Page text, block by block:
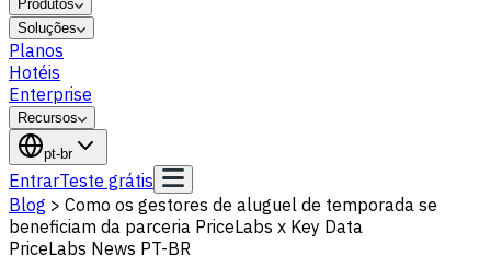
Produtos
Soluções
Planos
Hotéis
Enterprise
Recursos
pt-br
EntrarTeste grátis
Blog > Como os gestores de aluguel de temporada se
beneficiam da parceria PriceLabs x Key Data
PriceLabs News PT-BR